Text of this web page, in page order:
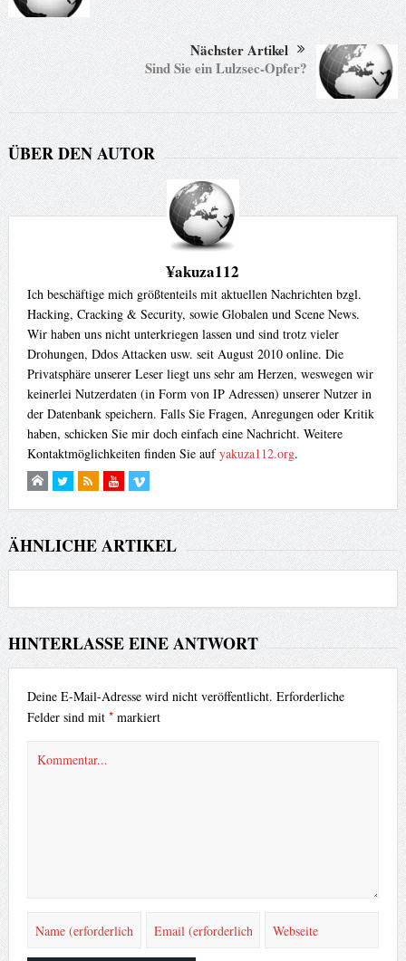
Nächster Artikel
Sind Sie ein Lulzsec-Opfer?
ÜBER DEN AUTOR
¥akuza112
Ich beschäftige mich größtenteils mit aktuellen Nachrichten bzgl.
Hacking, Cracking & Security, sowie Globalen und Scene News.
Wir haben uns nicht unterkriegen lassen und sind trotz vieler
Drohungen, Ddos Attacken usw. seit August 2010 online. Die
Privatsphäre unserer Leser liegt uns sehr am Herzen, weswegen wir
keinerlei Nutzerdaten (in Form von IP Adressen) unserer Nutzer in
der Datenbank speichern. Falls Sie Fragen, Anregungen oder Kritik
haben, schicken Sie mir doch einfach eine Nachricht. Weitere
Kontaktmöglichkeiten finden Sie aufyakuza112.org.
ÄHNLICHE ARTIKEL
HINTERLASSE EINE ANTWORT
Deine E-Mail-Adresse wird nicht veröffentlicht. Erforderliche
Felder sind mit *markiert